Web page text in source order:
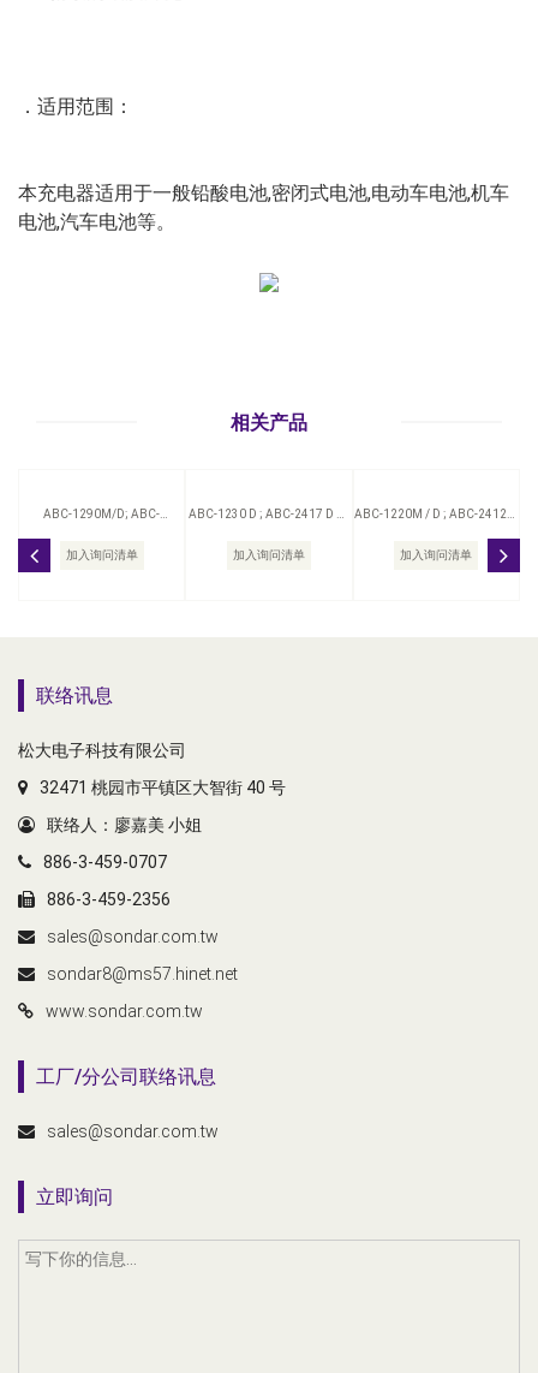
．适用范围：
本充电器适用于一般铅酸电池,密闭式电池,电动车电池,机车
电池,汽车电池等。
相关产品
ABC-1290M/D; ABC-
加入询问清单
ABC-1230 D ; ABC-2417 D 自
加入询问清单
ABC-1220M / D ; ABC-2412M
加入询问清单
联络讯息
松大电子科技有限公司
32471 桃园市平镇区大智街 40 号
联络人：廖嘉美 小姐
886-3-459-0707
886-3-459-2356
sales@sondar.com.tw
sondar8@ms57.hinet.net
www.sondar.com.tw
工厂/分公司联络讯息
sales@sondar.com.tw
立即询问